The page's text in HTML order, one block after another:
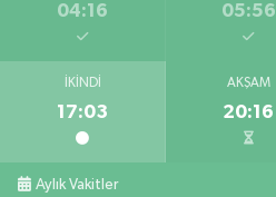
04:16 05:56
İKINDI
17:03
AKŞAM
20:16
Aylık Vakitler